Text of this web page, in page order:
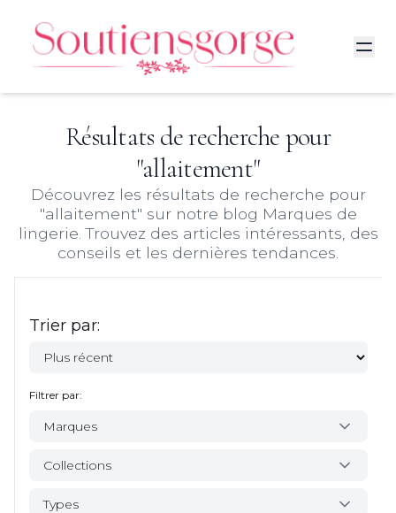
Résultats de recherche pour
"allaitement"
Découvrez les résultats de recherche pour
"allaitement" sur notre blog Marques de
lingerie. Trouvez des articles intéressants, des
conseils et les dernières tendances.
Trier par:
Filtrer par:
Marques
Collections
Types